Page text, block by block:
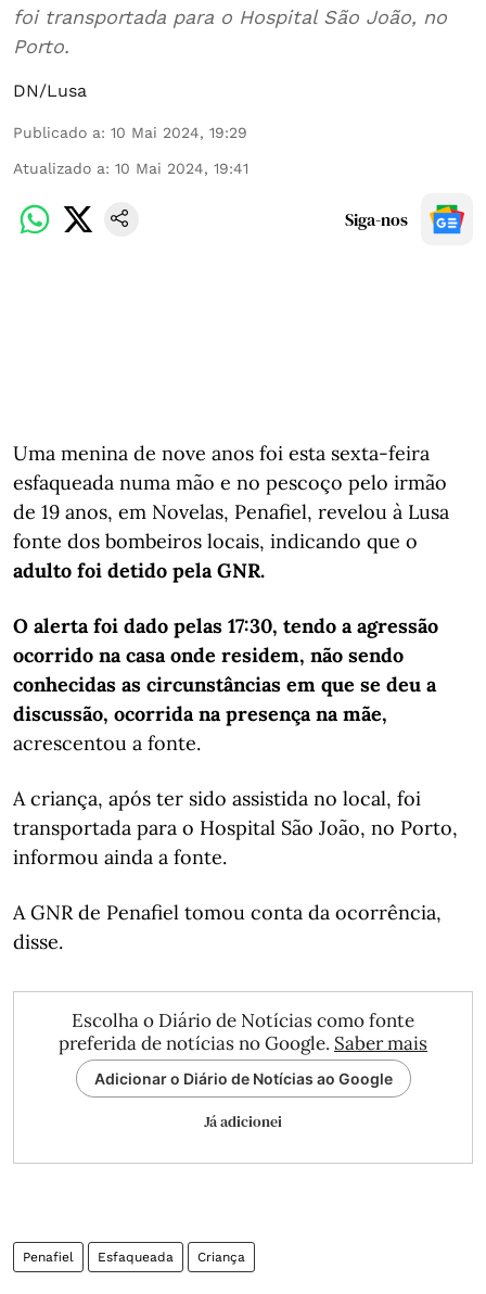
foi transportada para o Hospital São João, no
Porto.
DN/Lusa
Publicado a: 10 Mai 2024, 19:29
Atualizado a: 10 Mai 2024, 19:41
Siga-nos
Uma menina de nove anos foi esta sexta-feira
esfaqueada numa mão e no pescoço pelo irmão
de 19 anos, em Novelas, Penafiel, revelou à Lusa
fonte dos bombeiros locais, indicando que o
adulto foi detido pela GNR.
O alerta foi dado pelas 17:30, tendo a agressão
ocorrido na casa onde residem, não sendo
conhecidas as circunstâncias em que se deu a
discussão, ocorrida na presença na mãe,
acrescentou a fonte.
A criança, após ter sido assistida no local, foi
transportada para o Hospital São João, no Porto,
informou ainda a fonte.
A GNR de Penafiel tomou conta da ocorrência,
disse.
Escolha o Diário de Notícias como fonte
preferida de notícias no Google. Saber mais
Adicionar o Diário de Notícias ao Google
Já adicionei
Penafiel Esfaqueada Criança